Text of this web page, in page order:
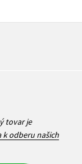
tovar je
k odberu našich